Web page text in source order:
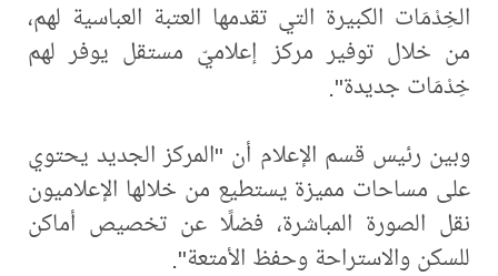
الخِدْمَات الكبيرة التي تقدمها العتبة العباسية لهم،
من خلال توفير مركز إعلاميّ مستقل يوفر لهم
خِدْمَات جديدة".
وبين رئيس قسم الإعلام أن "المركز الجديد يحتوي
على مساحات مميزة يستطيع من خلالها الإعلاميون
نقل الصورة المباشرة، فضلًا عن تخصيص أماكن
للسكن والاستراحة وحفظ الأمتعة".